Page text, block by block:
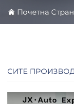
Почетна
СИТЕ